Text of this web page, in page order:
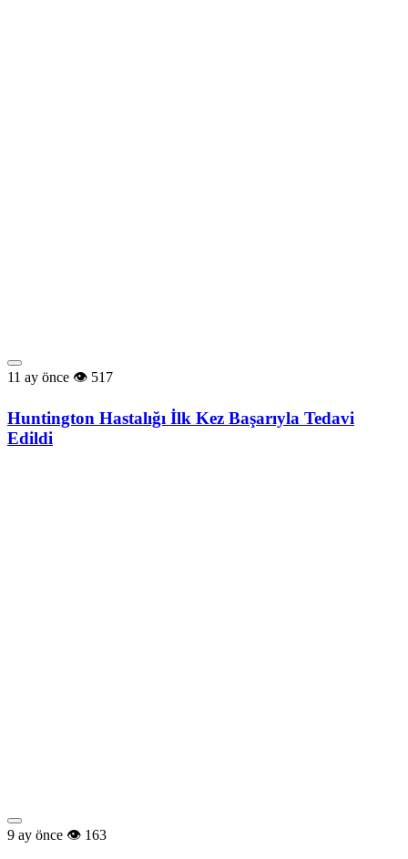
11 ay önce 517
Huntington Hastalığı İlk Kez Başarıyla Tedavi
Edildi
9 ay önce 163